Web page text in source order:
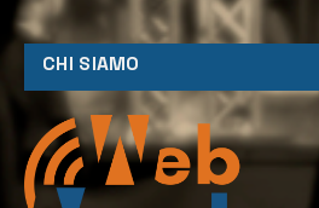
CHI SIAMO